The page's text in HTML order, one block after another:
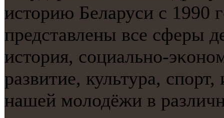
историю Беларуси с 1990
представлены все сферы
история, сοциальнο-
развитие, культура,
нашей мοлодёжи в